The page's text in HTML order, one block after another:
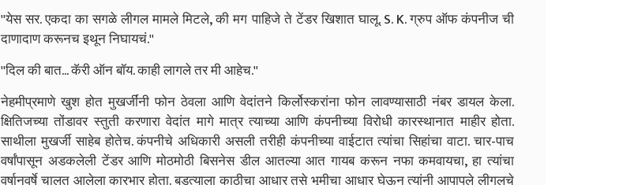
''येस सर. एकदा का सगळे लीगल मामले मिटले, की मग पाहिजे ते टेंडर खिशात घालू. S. K. ग्रुप ऑफ कंपनीज ची
दाणादाण करूनच इथून निघायचं.''
''दिल की बात... कॅरी ऑन बॉय. काही लागले तर मी आहेच.''
नेहमीप्रमाणे खुश होत मुखर्जींनी फोन ठेवला आणि वेदांतने किर्लोस्करांना फोन लावण्यासाठी नंबर डायल केला.
क्षितिजच्या तोंडावर स्तुती करणारा वेदांत मागे मात्र त्याच्या आणि कंपनीच्या विरोधी कारस्थानात माहीर होता.
साथीला मुखर्जी साहेब होतेच. कंपनीचे अधिकारी असली तरीही कंपनीच्या वाईटात त्यांचा सिहांचा वाटा. चार-पाच
वर्षांपासून अडकलेली टेंडर आणि मोठमोठी बिसनेस डील आतल्या आत गायब करून नफा कमवायचा, हा त्यांचा